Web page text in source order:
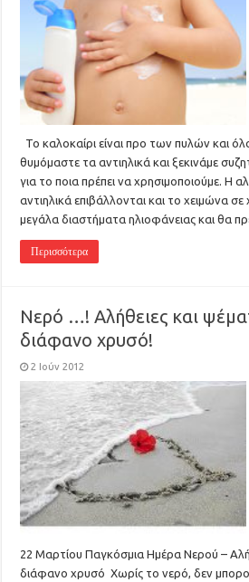
Το καλοκαίρι είναι προ των πυλών και
θυμόμαστε τα αντιηλικά και ξεκινάμε
για το ποια πρέπει να χρησιμοποιούμε. Η
αντιηλικά επιβάλλονται και το χειμώνα
μεγάλα διαστήματα ηλιοφάνειας και θα
Περισσότερα
Νερό …! Αλήθειες και
διάφανο χρυσό!
2 Ιούν 2012
22 Μαρτίου Παγκόσμια Ημέρα Νερού –
διάφανο χρυσό Χωρίς το νερό, δεν